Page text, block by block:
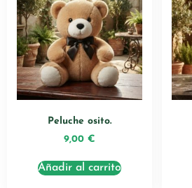
Peluche osito.
9,00 €
Añadir al carrito